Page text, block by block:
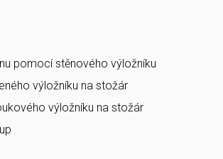
pomocí stěnového výložníku
výložníku na stožár
výložníku na stožár